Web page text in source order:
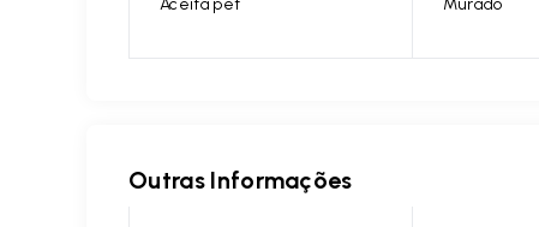
Aceita pet Murado
Outras Informações